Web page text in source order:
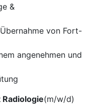
&
von Fort-
angenehmen und
(m/w/d)